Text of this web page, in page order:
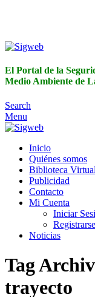
El Portal de la
Medio Ambiente de
Search
Menu
Inicio
Quiénes somos
Biblioteca Virtual
Publicidad
Contacto
Mi Cuenta
Iniciar
Registrarse
Noticias
Tag
trayecto